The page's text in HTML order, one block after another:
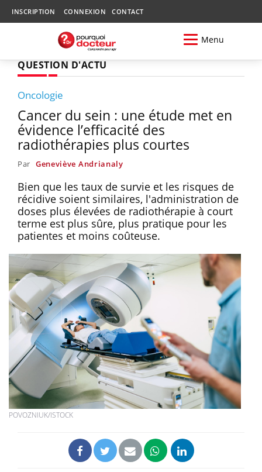
INSCRIPTION CONNEXION CONTACT
Menu
QUESTION D'ACTU
Oncologie
Cancer du sein : une étude met en
évidence l’efficacité des
radiothérapies plus courtes
Par Geneviève Andrianaly
Bien que les taux de survie et les risques de
récidive soient similaires, l'administration de
doses plus élevées de radiothérapie à court
terme est plus sûre, plus pratique pour les
patientes et moins coûteuse.
POVOZNIUK/ISTOCK